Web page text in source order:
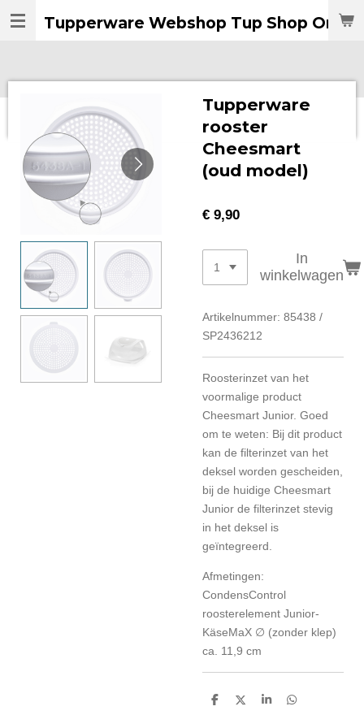
Ga
Tupperware Webshop Tup Shop
Tupperware
rooster
Cheesmart
(oud model)
€ 9,90
In
winkelwagen
Artikelnummer: 85438 /
SP2436212
Roosterinzet van het
voormalige product
Cheesmart Junior. Goed
om te weten: Bij dit product
kan de filterinzet van het
deksel worden gescheiden,
bij de huidige Cheesmart
Junior de filterinzet stevig
in het deksel is
geïntegreerd.
Afmetingen:
CondensControl
roosterelement Junior-
KäseMaX ∅ (zonder klep)
ca. 11,9 cm
D
D
S
D